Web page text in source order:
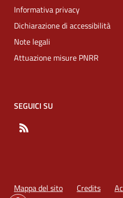
Informativa privacy
Dichiarazione di accessibilità
Note legali
Attuazione misure PNRR
SEGUICI SU
Mappa del sito Credits